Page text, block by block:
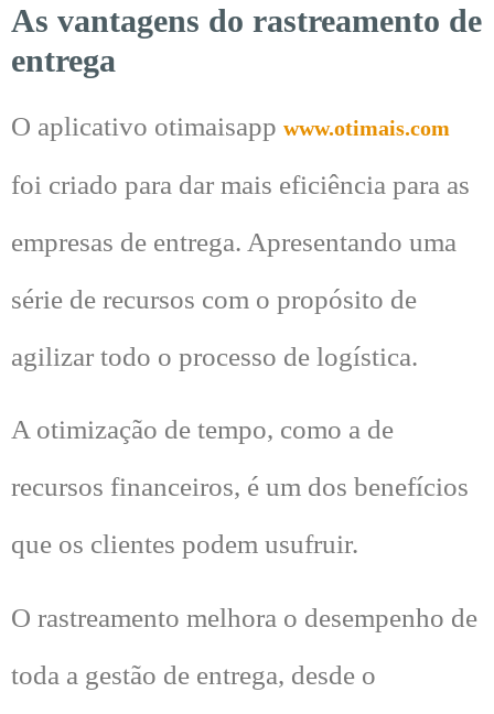
As vantagens do rastreamento de
entrega
O aplicativo otimaisapp www.otimais.com
foi criado para dar mais eficiência para as
empresas de entrega. Apresentando uma
série de recursos com o propósito de
agilizar todo o processo de logística.
A otimização de tempo, como a de
recursos financeiros, é um dos benefícios
que os clientes podem usufruir.
O rastreamento melhora o desempenho de
toda a gestão de entrega, desde o